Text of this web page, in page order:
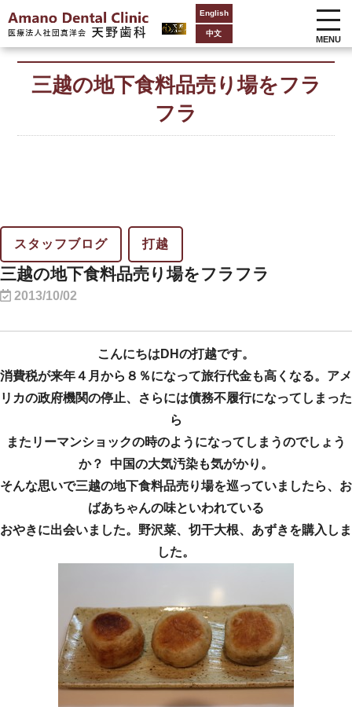
English
中文
MENU
三越の地下食料品売り場をフラ
フラ
スタッフブログ 打越
三越の地下食料品売り場をフラフラ
2013/10/02
こんにちはDHの打越です。
消費税が来年４月から８％になって旅行代金も高くなる。アメ
リカの政府機関の停止、さらには債務不履行になってしまった
ら
またリーマンショックの時のようになってしまうのでしょう
か？ 中国の大気汚染も気がかり。
そんな思いで三越の地下食料品売り場を巡っていましたら、お
ばあちゃんの味といわれている
おやきに出会いました。野沢菜、切干大根、あずきを購入しま
した。